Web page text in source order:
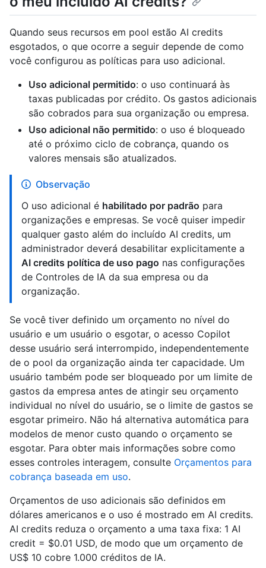
Quando seus recursos em pool estão AI credits
esgotados, o que ocorre a seguir depende de como
você configurou as políticas para uso adicional.
Uso adicional permitido: o uso continuará às
taxas publicadas por crédito. Os gastos adicionais
são cobrados para sua organização ou empresa.
Uso adicional não permitido: o uso é bloqueado
até o próximo ciclo de cobrança, quando os
valores mensais são atualizados.
Observação
O uso adicional é habilitado por padrão para
organizações e empresas. Se você quiser impedir
qualquer gasto além do incluído AI credits, um
administrador deverá desabilitar explicitamente a
AI credits política de uso pago nas configurações
de Controles de IA da sua empresa ou da
organização.
Se você tiver definido um orçamento no nível do
usuário e um usuário o esgotar, o acesso Copilot
desse usuário será interrompido, independentemente
de o pool da organização ainda ter capacidade. Um
usuário também pode ser bloqueado por um limite de
gastos da empresa antes de atingir seu orçamento
individual no nível do usuário, se o limite de gastos se
esgotar primeiro. Não há alternativa automática para
modelos de menor custo quando o orçamento se
esgotar. Para obter mais informações sobre como
esses controles interagem, consulte Orçamentos para
cobrança baseada em uso.
Orçamentos de uso adicionais são definidos em
dólares americanos e o uso é mostrado em AI credits.
AI credits reduza o orçamento a uma taxa fixa: 1 AI
credit = $0.01 USD, de modo que um orçamento de
US$ 10 cobre 1.000 créditos de IA.